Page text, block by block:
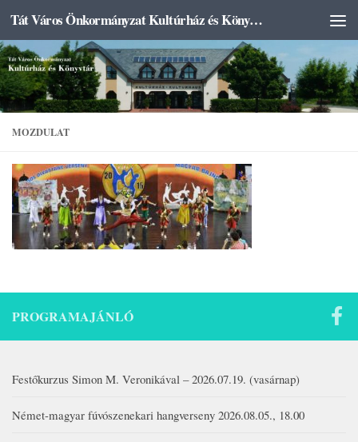
Skip to content Tát Város Önkormányzat Kultúrház és Könyvtár
MOZDULAT
PROGRAMAJÁNLÓ
Festőkurzus Simon M. Veronikával – 2026.07.19. (vasárnap)
Német-magyar fúvószenekari hangverseny 2026.08.05., 18.00